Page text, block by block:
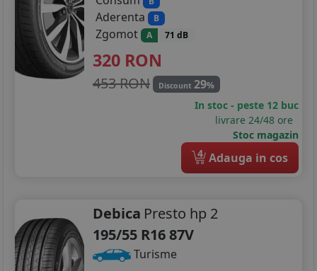
Aderenta B
Zgomot A 71 dB
320 RON
453 RON Discount 29%
In stoc - peste 12 buc
livrare 24/48 ore
Stoc magazin
4 Adauga in cos
Debica Presto hp 2
195/55 R16 87V
Turisme